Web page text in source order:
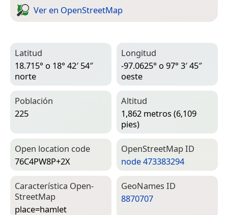
Ver en Open­Street­Map
Latitud
18.715° o 18° 42′ 54″
norte
Longitud
-97.0625° o 97° 3′ 45″
oeste
Población
225
Altitud
1,862 metros (6,109
pies)
Open location code
76C4PW8P+2X
Open­Street­Map ID
node 473383294
Característica Open­
Street­Map
place=­hamlet
Geo­Names ID
8870707